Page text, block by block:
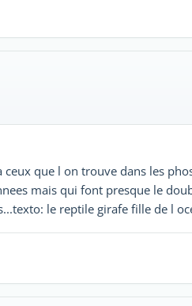
que l on trouve dans les
mais qui font presque le
le reptile girafe fille de l